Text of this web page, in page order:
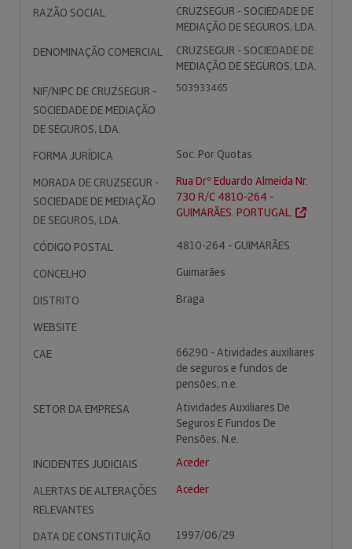
RAZÃO SOCIAL
CRUZSEGUR - SOCIEDADE DE
MEDIAÇÃO DE SEGUROS, LDA.
DENOMINAÇÃO COMERCIAL
CRUZSEGUR - SOCIEDADE DE
MEDIAÇÃO DE SEGUROS, LDA.
NIF/NIPC DE CRUZSEGUR -
SOCIEDADE DE MEDIAÇÃO
DE SEGUROS, LDA.
503933465
FORMA JURÍDICA
Soc. Por Quotas
MORADA DE CRUZSEGUR -
SOCIEDADE DE MEDIAÇÃO
DE SEGUROS, LDA.
Rua Drº Eduardo Almeida Nr.
730 R/C 4810-264 -
GUIMARÃES. PORTUGAL.
CÓDIGO POSTAL
4810-264 - GUIMARÃES
CONCELHO
Guimarães
DISTRITO
Braga
WEBSITE
CAE
66290 - Atividades auxiliares
de seguros e fundos de
pensões, n.e.
SETOR DA EMPRESA
Atividades Auxiliares De
Seguros E Fundos De
Pensões, N.e.
INCIDENTES JUDICIAIS
Aceder
ALERTAS DE ALTERAÇÕES
RELEVANTES
Aceder
DATA DE CONSTITUIÇÃO 1997/06/29